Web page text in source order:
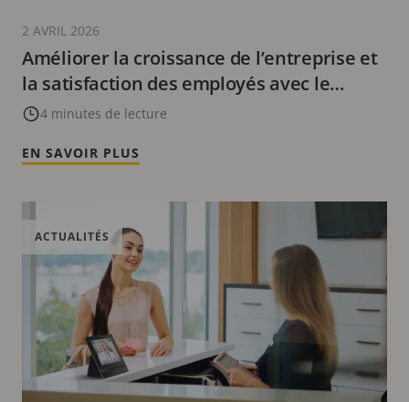
Améliorer la croissance de l’entreprise et
la satisfaction des employés avec le
programme de certification Axis
4 minutes de lecture
2 AVRIL 2026
EN SAVOIR PLUS
ACTUALITÉS